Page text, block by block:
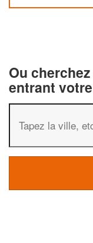
Ou
entrant